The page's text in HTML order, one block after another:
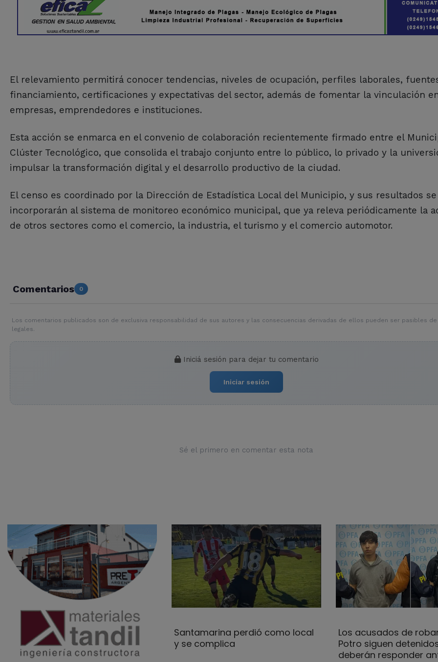
El relevamiento permitirá conocer tendencias, niveles de ocupación, perfiles laborales,
financiamiento, certificaciones y expectativas del sector, además de fomentar la vinculación
empresas, emprendedores e instituciones.
Esta acción se enmarca en el convenio de colaboración recientemente firmado entre el
Clúster Tecnológico, que consolida el trabajo conjunto entre lo público, lo privado y la
impulsar la transformación digital y el desarrollo productivo de la ciudad.
El censo es coordinado por la Dirección de Estadística Local del Municipio, y sus resultados se
incorporarán al sistema de monitoreo económico municipal, que ya releva periódicamente la
de otros sectores como el comercio, la industria, el turismo y el comercio automotor.
Comentarios 0
Los comentarios publicados son de exclusiva responsabilidad de sus autores y las consecuencias derivadas de ellos pueden ser pasibles de
legales.
Iniciá sesión para dejar tu comentario
Iniciar sesión
Sé el primero en comentar esta nota
Santamarina perdió como local
y se complica
Los acusados de
Potro siguen
deberán responder